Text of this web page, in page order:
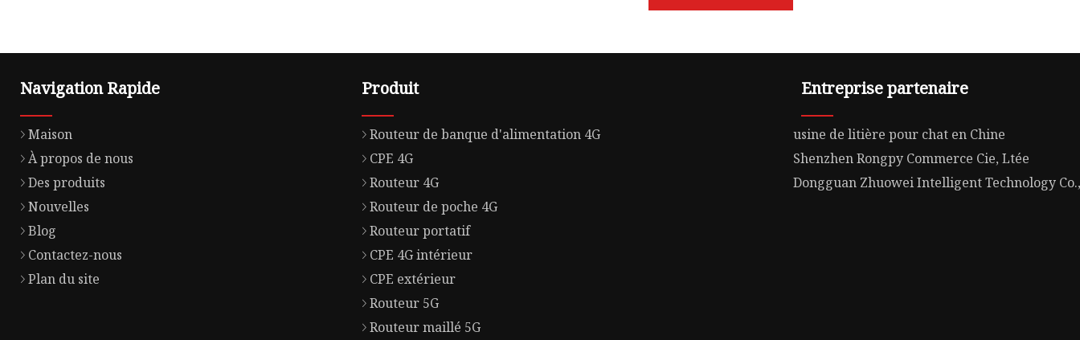
Navigation Rapide
Maison
À propos de nous
Des produits
Nouvelles
Blog
Contactez-nous
Plan du site
Produit
Routeur de banque d'alimentation 4G
CPE 4G
Routeur 4G
Routeur de poche 4G
Routeur portatif
CPE 4G intérieur
CPE extérieur
Routeur 5G
Routeur maillé 5G
Entreprise partenaire
usine de litière pour chat en Chine
Shenzhen Rongpy Commerce Cie, Ltée
Dongguan Zhuowei Intelligent Technology